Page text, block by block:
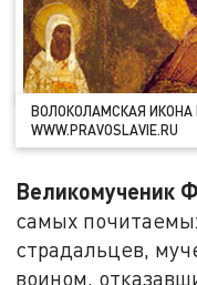
ВОЛОКОЛАМСКАЯ
WWW.PRAVOSLAVIE.RU
Великомученик
самых
страдальцев,
воином,